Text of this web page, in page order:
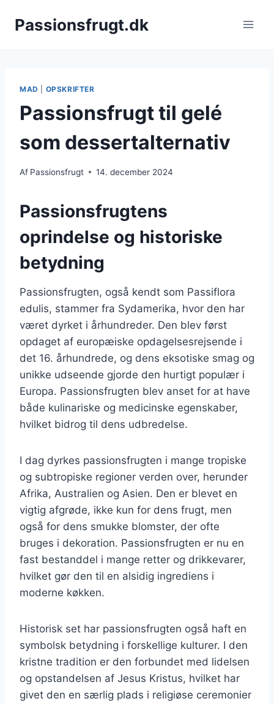
Passionsfrugt.dk
MAD OPSKRIFTER
Passionsfrugt til gelé
som dessertalternativ
Af Passionsfrugt 14. december 2024
Passionsfrugtens
oprindelse og historiske
betydning
Passionsfrugten, også kendt som Passiflora
edulis, stammer fra Sydamerika, hvor den har
været dyrket i århundreder. Den blev først
opdaget af europæiske opdagelsesrejsende i
det 16. århundrede, og dens eksotiske smag og
unikke udseende gjorde den hurtigt populær i
Europa. Passionsfrugten blev anset for at have
både kulinariske og medicinske egenskaber,
hvilket bidrog til dens udbredelse.
I dag dyrkes passionsfrugten i mange tropiske
og subtropiske regioner verden over, herunder
Afrika, Australien og Asien. Den er blevet en
vigtig afgrøde, ikke kun for dens frugt, men
også for dens smukke blomster, der ofte
bruges i dekoration. Passionsfrugten er nu en
fast bestanddel i mange retter og drikkevarer,
hvilket gør den til en alsidig ingrediens i
moderne køkken.
Historisk set har passionsfrugten også haft en
symbolsk betydning i forskellige kulturer. I den
kristne tradition er den forbundet med lidelsen
og opstandelsen af Jesus Kristus, hvilket har
givet den en særlig plads i religiøse ceremonier